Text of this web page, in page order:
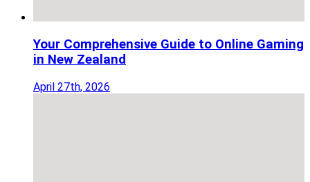
Your Comprehensive Guide to Online Gaming
in New Zealand
April 27th, 2026